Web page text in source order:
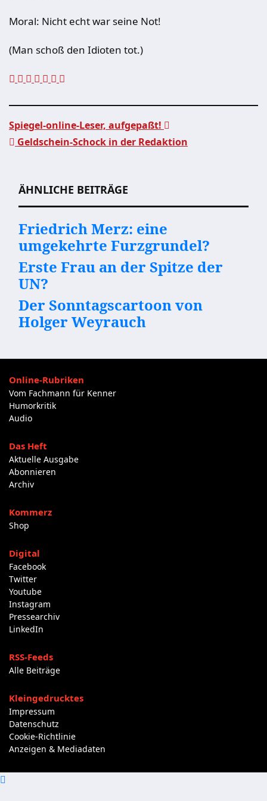
Moral: Nicht echt war seine Not!
(Man schoß den Idioten tot.)
Spiegel-online-Leser, aufgepaßt!
Geldschein-Schock in der Redaktion
ÄHNLICHE BEITRÄGE
Friedrich Merz: eine
umgekehrte Furzgrundel?
Erste Frau an der Spitze der
UN?
Der Sonntagscartoon von
Holger Weyrauch
Online-Rubriken
Vom Fachmann für Kenner
Humorkritik
Audio
Das Heft
Aktuelle Ausgabe
Abonnieren
Archiv
Kommerz
Shop
Digital
Facebook
Twitter
Youtube
Instagram
Pressearchiv
LinkedIn
RSS-Feeds
Alle Beiträge
Kleingedrucktes
Impressum
Datenschutz
Cookie-Richtlinie
Anzeigen & Mediadaten